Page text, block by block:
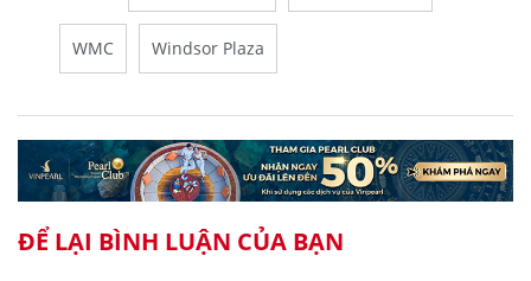
WMC Windsor Plaza
ĐỂ LẠI BÌNH LUẬN CỦA BẠN